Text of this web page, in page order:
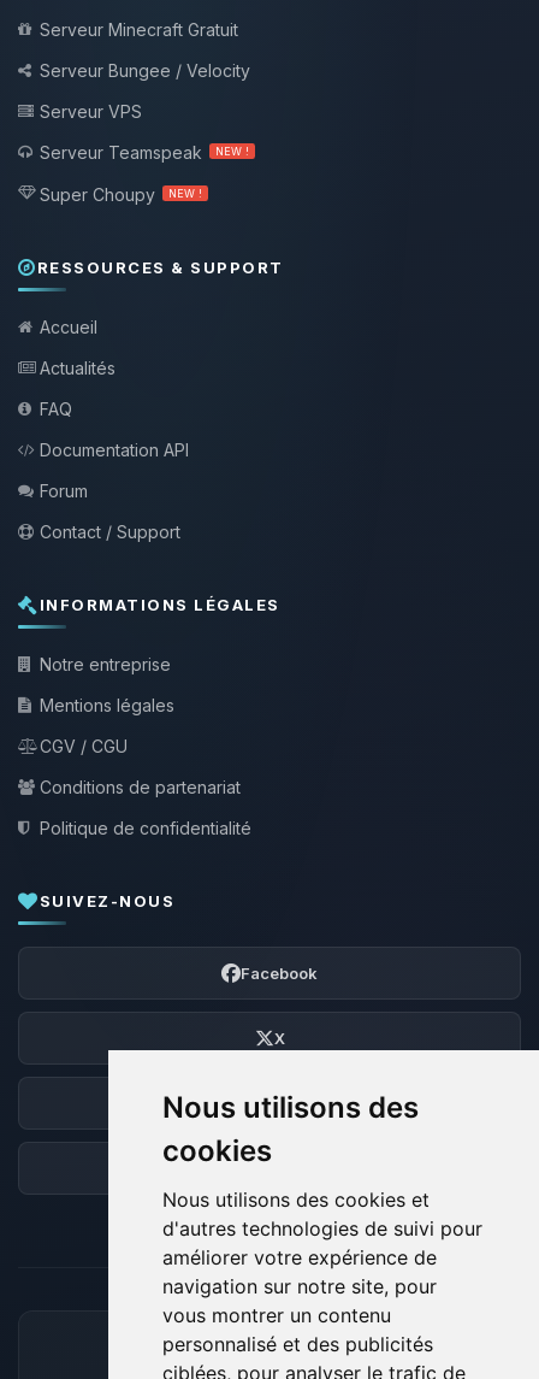
Nous utilisons des
cookies
Nous utilisons des cookies et
d'autres technologies de suivi pour
améliorer votre expérience de
navigation sur notre site, pour
vous montrer un contenu
personnalisé et des publicités
ciblées, pour analyser le trafic de
Serveur Minecraft Gratuit
Serveur Bungee / Velocity
Serveur VPS
Serveur Teamspeak
NEW !
Super Choupy NEW !
RESSOURCES & SUPPORT
Accueil
Actualités
FAQ
Documentation API
Forum
Contact / Support
INFORMATIONS LÉGALES
Notre entreprise
Mentions légales
CGV / CGU
Conditions de partenariat
Politique de confidentialité
SUIVEZ-NOUS
Facebook
X
Discord
Forum
MOYENS DE PAIEMENT ACCEPTÉS